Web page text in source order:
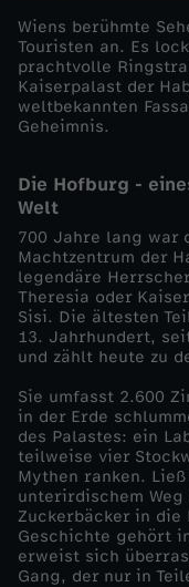
-
d
i
e
E
i
n
z
e
l
d
Wiens berühmte
Touristen an. Es
prachtvolle
Kaiserpalast der
weltbekannten
Geheimnis.
Die Hofburg -
Welt
700 Jahre lang war
Machtzentrum der
legendäre
Theresia oder
Sisi. Die ältesten
13. Jahrhundert,
und zählt heute zu
Sie umfasst 2.600
in der Erde
des Palastes: ein
teilweise vier
Mythen ranken.
unterirdischem
Zuckerbäcker in die
Geschichte gehört
erweist sich
Gang, der nur in